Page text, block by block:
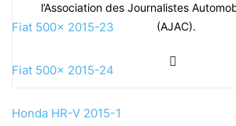
Fiat 500x 2015-23
Fiat 500x 2015-24
Honda HR-V 2015-1
l’Association des Journalistes
(AJAC).